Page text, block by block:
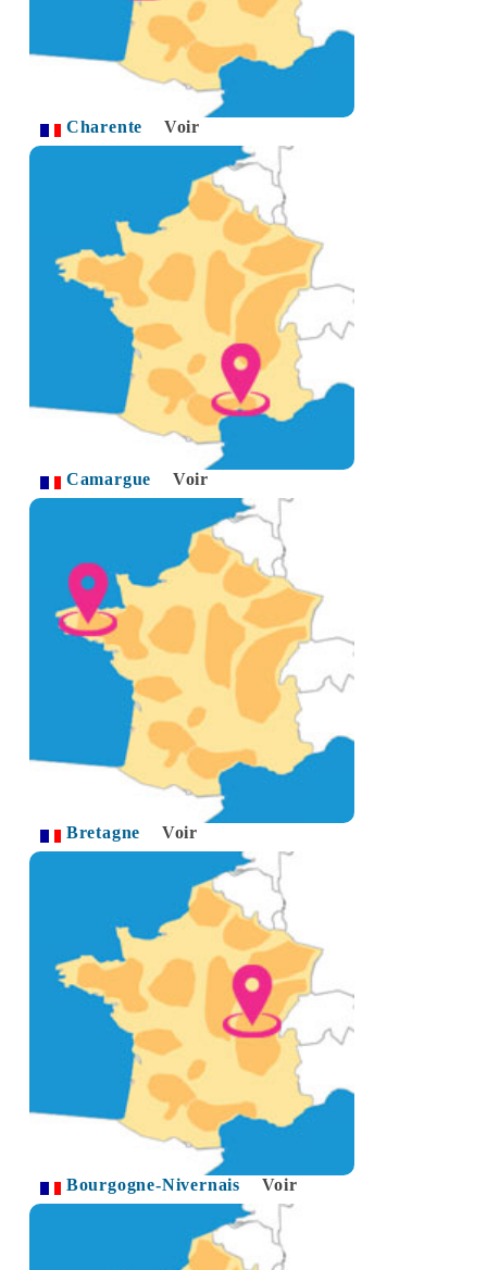
Charente Voir
Camargue Voir
Bretagne Voir
Bourgogne-Nivernais Voir